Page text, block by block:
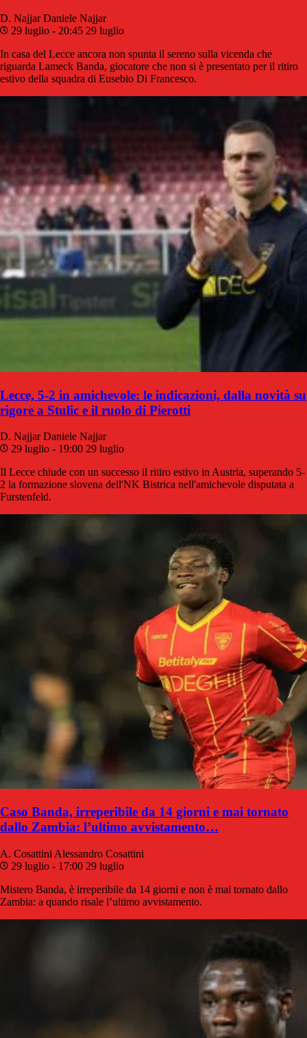
D. Najjar Daniele Najjar
29 luglio - 20:45 29 luglio
In casa del Lecce ancora non spunta il sereno sulla vicenda che
riguarda Lameck Banda, giocatore che non si è presentato per il ritiro
estivo della squadra di Eusebio Di Francesco.
Lecce, 5-2 in amichevole: le indicazioni, dalla novità su
rigore a Stulic e il ruolo di Pierotti
D. Najjar Daniele Najjar
29 luglio - 19:00 29 luglio
Il Lecce chiude con un successo il ritiro estivo in Austria, superando 5-
2 la formazione slovena dell'NK Bistrica nell'amichevole disputata a
Furstenfeld.
Caso Banda, irreperibile da 14 giorni e mai tornato
dallo Zambia: l’ultimo avvistamento…
A. Cosattini Alessandro Cosattini
29 luglio - 17:00 29 luglio
Mistero Banda, è irreperibile da 14 giorni e non è mai tornato dallo
Zambia: a quando risale l’ultimo avvistamento.